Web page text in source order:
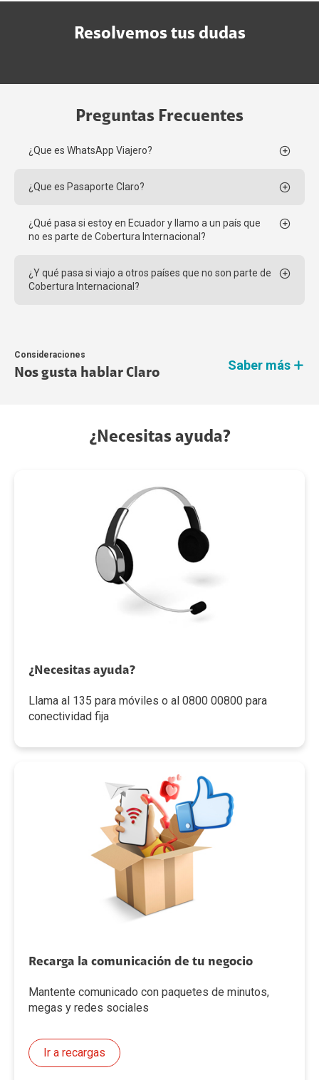
Resolvemos tus dudas
Preguntas Frecuentes
¿Que es WhatsApp Viajero?
¿Que es Pasaporte Claro?
¿Qué pasa si estoy en Ecuador y llamo a un país que
no es parte de Cobertura Internacional?
¿Y qué pasa si viajo a otros países que no son parte de
Cobertura Internacional?
Consideraciones
Nos gusta hablar Claro
Saber más
¿Necesitas ayuda?
¿Necesitas ayuda?
Llama al 135 para móviles o al 0800 00800 para
conectividad fija
Recarga la comunicación de tu negocio
Mantente comunicado con paquetes de minutos,
megas y redes sociales
Ir a recargas